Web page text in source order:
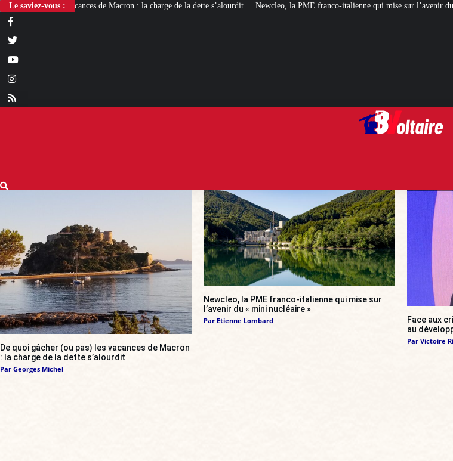
Le saviez-vous :
de Macron : la charge de la dette s’alourdit Newcleo, la PME franco-italienne qui mise sur l’avenir du « mini nucléaire »
De quoi gâcher (ou pas) les vacances de Macron
: la charge de la dette s’alourdit
Par Georges Michel
Newcleo, la PME franco-italienne qui mise sur
l’avenir du « mini nucléaire »
Par Etienne Lombard
Face aux
au
Par Victoire